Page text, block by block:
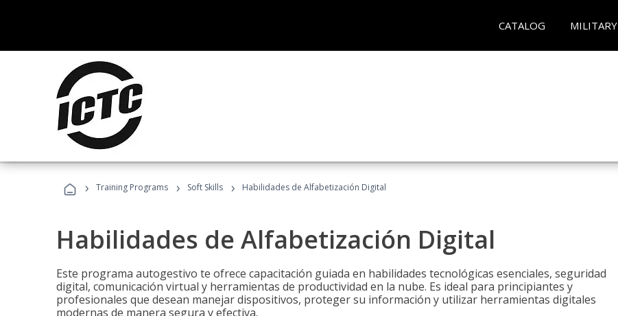
CATALOG MILITARY
› Training Programs › Soft Skills › Habilidades de Alfabetización Digital
Habilidades de Alfabetización Digital
Este programa autogestivo te ofrece capacitación guiada en habilidades tecnológicas esenciales, seguridad
digital, comunicación virtual y herramientas de productividad en la nube. Es ideal para principiantes y
profesionales que desean manejar dispositivos, proteger su información y utilizar herramientas digitales
modernas de manera segura y efectiva.